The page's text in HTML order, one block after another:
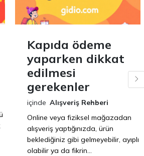
Kapıda ödeme
yaparken dikkat
edilmesi
gerekenler
içinde Alışveriş Rehberi
Online veya fiziksel mağazadan
alışveriş yaptığınızda, ürün
beklediğiniz gibi gelmeyebilir, ayıplı
olabilir ya da fikrin...